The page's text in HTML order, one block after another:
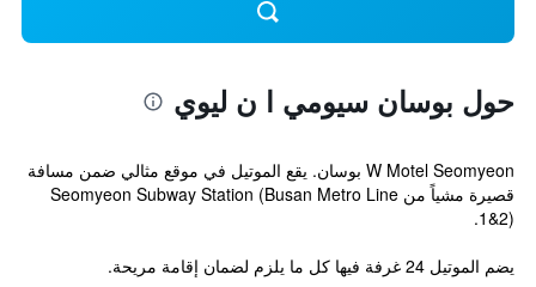
حول بوسان سيومي ا ن ليوي
W Motel Seomyeon بوسان. يقع الموتيل في موقع مثالي ضمن مسافة
قصيرة مشياً من Seomyeon Subway Station (Busan Metro Line
1&2).
يضم الموتيل 24 غرفة فيها كل ما يلزم لضمان إقامة مريحة.